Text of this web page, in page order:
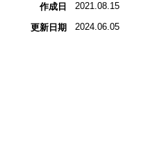
作成日 2021.08.15
更新日期 2024.06.05